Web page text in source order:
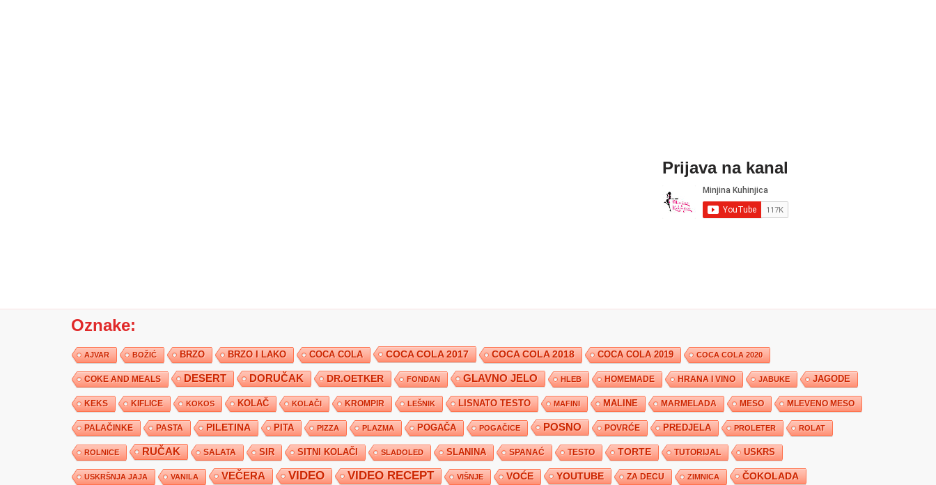
Prijava na kanal
Oznake:
AJVAR BOŽIĆ BRZO BRZO I LAKO COCA COLA COCA COLA 2017 COCA COLA 2018 COCA COLA 2019 COCA COLA 2020
COKE AND MEALS DESERT DORUČAK DR.OETKER FONDAN GLAVNO JELO HLEB HOMEMADE HRANA I VINO JABUKE JAGODE
KEKS KIFLICE KOKOS KOLAČ KOLAČI KROMPIR LEŠNIK LISNATO TESTO MAFINI MALINE MARMELADA MESO MLEVENO MESO
PALAČINKE PASTA PILETINA PITA PIZZA PLAZMA POGAČA POGAČICE POSNO POVRĆE PREDJELA PROLETER ROLAT
ROLNICE RUČAK SALATA SIR SITNI KOLAČI SLADOLED SLANINA SPANAĆ TESTO TORTE TUTORIJAL USKRS
USKRŠNJA JAJA VANILA VEČERA VIDEO VIDEO RECEPT VIŠNJE VOĆE YOUTUBE ZA DECU ZIMNICA ČOKOLADA